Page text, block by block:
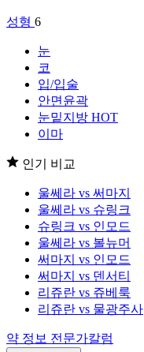
성형 6
눈
코
입/입술
안면윤곽
눈밑지방 HOT
이마
인기 비교
울쎄라 vs 써마지
울쎄라 vs 슈링크
슈링크 vs 인모드
울쎄라 vs 볼뉴머
써마지 vs 인모드
써마지 vs 덴서티
리쥬란 vs 쥬베룩
리쥬란 vs 물광주사
약 정보 전문가칼럼